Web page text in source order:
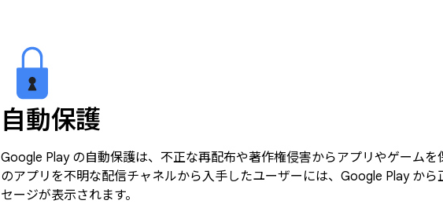
自動保護
Google Play の自動保護は、不正な再配布や著作権侵害からアプリやゲーム
のアプリを不明な配信チャネルから入手したユーザーには、Google Play か
セージが表示されます。